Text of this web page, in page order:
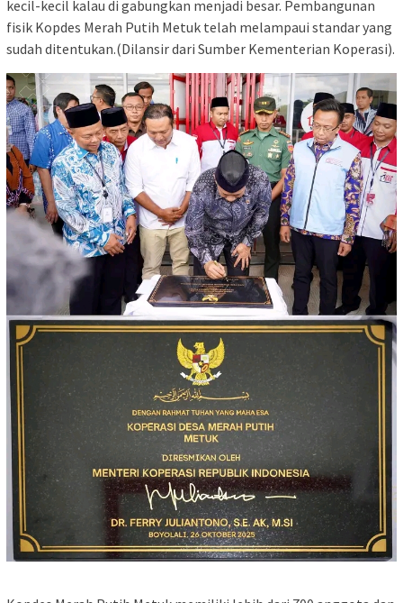
kecil-kecil kalau di gabungkan menjadi besar. Pembangunan
fisik Kopdes Merah Putih Metuk telah melampaui standar yang
sudah ditentukan.(Dilansir dari Sumber Kementerian Koperasi).